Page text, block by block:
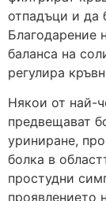
отпадъци и да
Благодарение
баланса на
регулира
Някои от най-
предвещават
уриниране,
болка в
простудни
проявлението